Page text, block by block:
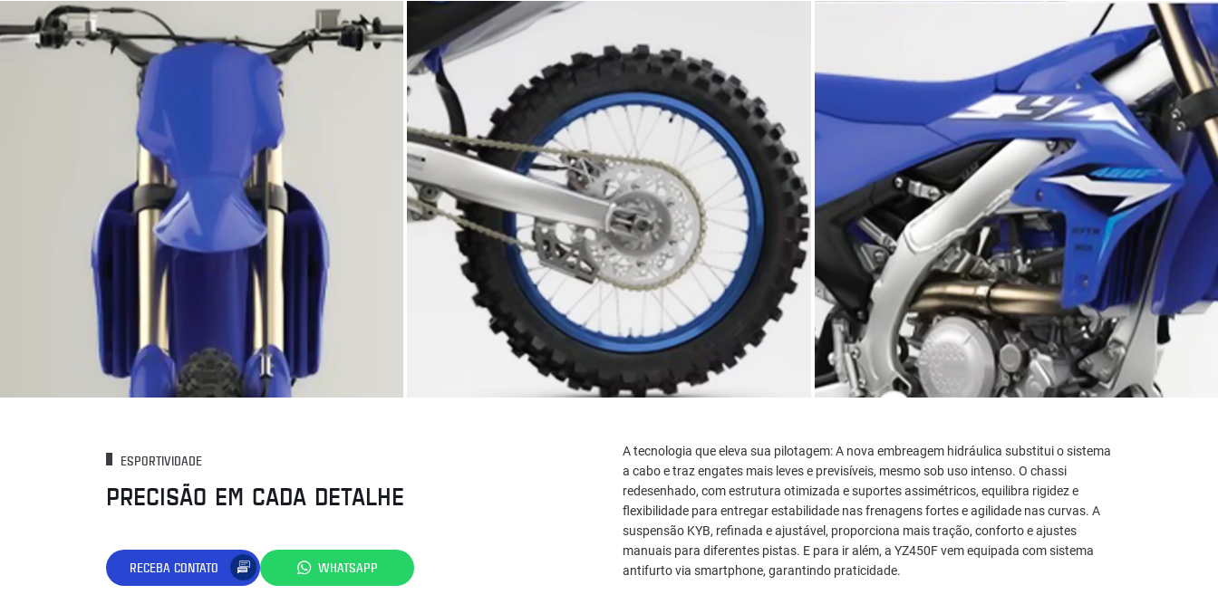
ESPORTIVIDADE
PRECISÃO EM CADA DETALHE
RECEBA CONTATO WHATSAPP
A tecnologia que eleva sua pilotagem: A nova embreagem hidráulica substitui o sistema
a cabo e traz engates mais leves e previsíveis, mesmo sob uso intenso. O chassi
redesenhado, com estrutura otimizada e suportes assimétricos, equilibra rigidez e
flexibilidade para entregar estabilidade nas frenagens fortes e agilidade nas curvas. A
suspensão KYB, refinada e ajustável, proporciona mais tração, conforto e ajustes
manuais para diferentes pistas. E para ir além, a YZ450F vem equipada com sistema
antifurto via smartphone, garantindo praticidade.